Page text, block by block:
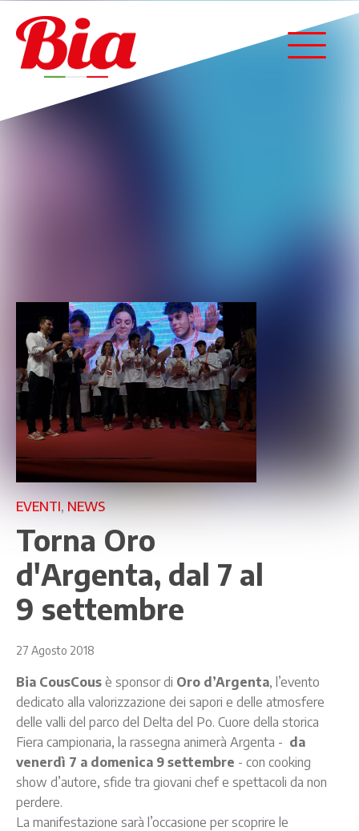
EVENTI, NEWS
Torna Oro
d'Argenta, dal 7 al
9 settembre
27 Agosto 2018
Bia CousCous è sponsor di Oro d’Argenta, l’evento
dedicato alla valorizzazione dei sapori e delle atmosfere
delle valli del parco del Delta del Po. Cuore della storica
Fiera campionaria, la rassegna animerà Argenta - da
venerdì 7 a domenica 9 settembre - con cooking
show d’autore, sfide tra giovani chef e spettacoli da non
perdere.
La manifestazione sarà l’occasione per scoprire le